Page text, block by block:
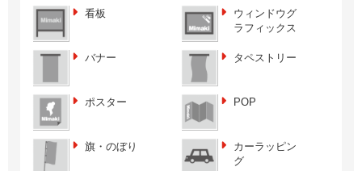
看板
ウィンドウグ
ラフィックス
バナー タペストリー
ポスター POP
旗・のぼり
カーラッピン
グ